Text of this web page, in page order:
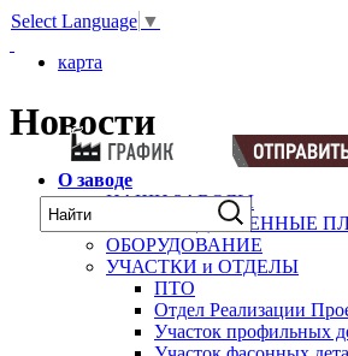
Select Language ▼
карта
Новости
О заводе
НАШИ ЗАВОДЫ
ПРОИЗВОДСТВЕННЫЕ
ОБОРУДОВАНИЕ
УЧАСТКИ и ОТДЕЛЫ
ПТО
Отдел Реализации
Участок профильных